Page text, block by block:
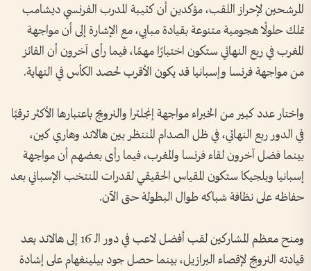
المرشحين لإحراز اللقب، مؤكدين أن كتيبة المدرب الفرنسي ديشامب
تملك حلولًا هجومية متنوعة بقيادة مبابي، مع الإشارة إلى أن مواجهة
المغرب في ربع النهائي ستكون اختبارًا مهمًا، فيما رأى آخرون أن الفائز
من مواجهة فرنسا وإسبانيا قد يكون الأقرب لحصد الكأس في النهاية.
واختار عدد كبير من الخبراء مواجهة إنجلترا والنرويج باعتبارها الأكثر ترقبًا
في الدور ربع النهائي، في ظل الصدام المنتظر بين هالاند وهاري كين،
بينما فضل آخرون لقاء فرنسا والمغرب، فيما رأى بعضهم أن مواجهة
إسبانيا وبلجيكا ستكون المقياس الحقيقي لقدرات المنتخب الإسباني بعد
حفاظه على نظافة شباكه طوال البطولة حتى الآن.
ومنح معظم المشاركين لقب أفضل لاعب في دور الـ 16 إلى هالاند بعد
قيادته النرويج لإقصاء البرازيل، بينما حصل جود بيلينغهام على إشادة